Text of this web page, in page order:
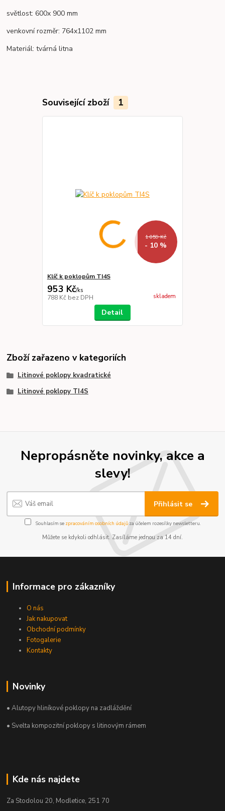
světlost: 600x 900 mm
venkovní rozměr: 764x1102 mm
Materiál: tvárná litna
Související zboží 1
1 059 Kč
- 10 %
Klíč k poklopům TI4S
953 Kč/ks
788 Kč bez DPH skladem
Detail
Zboží zařazeno v kategoriích
Litinové poklopy kvadratické
Litinové poklopy TI4S
Nepropásněte novinky, akce a
slevy!
Přihlásit se
Souhlasím se zpracováním osobních údajůza účelem rozesílky newsletteru.
Můžete se kdykoli odhlásit. Zasíláme jednou za 14 dní.
Informace pro zákazníky
O nás
Jak nakupovat
Obchodní podmínky
Fotogalerie
Kontakty
Novinky
• Alutopy hliníkové poklopy na zadláždění
• Svelta kompozitní poklopy s litinovým rámem
Kde nás najdete
Za Stodolou 20, Modletice, 251 70